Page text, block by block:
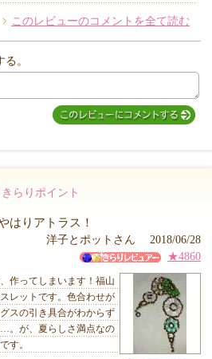
このレビューのコメントを全て読む
。
きらりポイント
はりアトラス！
洋子とポットさん 2018/06/28
★4860
作ってしまいます！福山
レットです。色合わせが
スの引き具合がわからず
。が、夏らしさ満点なの
す。